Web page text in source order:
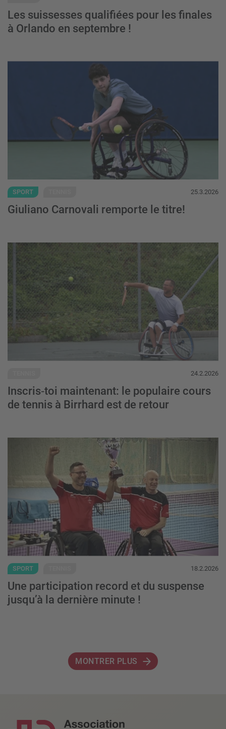
Les suissesses qualifiées pour les finales
à Orlando en septembre !
Giuliano Carnovali remporte le titre! - Plus
SPORT 25.3.2026
Giuliano Carnovali remporte le titre!
Inscris‑toi maintenant: le populaire
24.2.2026
Inscris‑toi maintenant: le populaire cours
de tennis à Birrhard est de retour
Une participation record et du suspense
SPORT 18.2.2026
Une participation record et du suspense
jusqu’à la dernière minute !
MONTRER PLUS